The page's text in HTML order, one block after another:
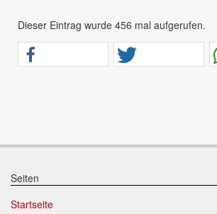
dass sämtliche zum Verkauf stehende
Bei allen zum Verkauf stehenden
ist davon auszugehen, dass diese bereits
unerheblichen Vorschaden erlitten haben.
Wir weisen eindringlich darauf hin, dass
einverstanden sind und diese bedingungslos
Mehrwertsteuer für Präsenzauktionen in
Dieser Eintrag wurde 456 mal aufgerufen.
Seiten
Startseite